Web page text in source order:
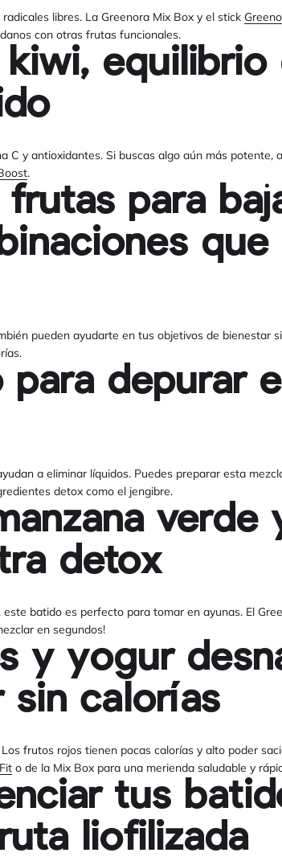
libres. La Greenora Mix Box y el stick
con otras frutas funcionales.
kiwi, equilibrio
C y antioxidantes. Si buscas algo aún más potente,
.
para
que
pueden ayudarte en tus objetivos de bienestar
para depurar
a eliminar líquidos. Puedes preparar esta
detox como el jengibre.
verde
detox
batido es perfecto para tomar en ayunas. El
en segundos!
y yogur
sin calorías
frutos rojos tienen pocas calorías y alto poder
o de la Mix Box para una merienda saludable y
tus
liofilizada